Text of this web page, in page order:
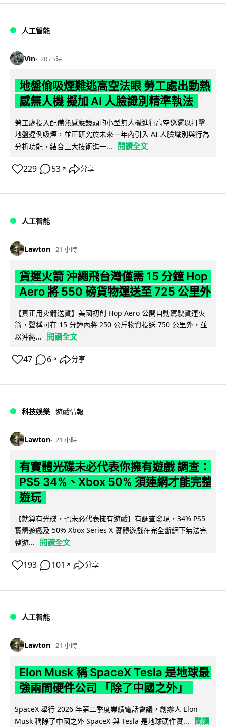
人工智能
Vin 20 小時
地盤偷吸煙難逃高空法眼 勞工處出動熱
感無人機 擬加 AI 人臉識別精準執法
勞工處投入配備熱感應鏡頭的小型無人機進行高空巡邏以打擊
地盤違例吸煙，並正研究於未來一年內引入 AI 人臉識別與行為
分析功能，結合三大技術進一...
閱讀全文
229 53 ↗ 分享
人工智能
Lawton 21 小時
貨運火箭 沖繩飛台灣僅需 15 分鐘 Hop
Aero 將 550 磅貨物運送至 725 公里外
【真正用火箭送貨】美國初創 Hop Aero 公開自動駕駛貨運火
箭，聲稱可在 15 分鐘內將 250 公斤物資投送 750 公里外，並
以沖繩...
閱讀全文
47 6 ↗ 分享
科技娛樂 遊戲情報
Lawton 21 小時
有實體光碟未必代表你擁有遊戲 調查：
PS5 34%、Xbox 50% 須連網才能完整
遊玩
【就算有光碟，也未必代表擁有遊戲】有調查發現，34% PS5
實體遊戲及 50% Xbox Series X 實體遊戲在完全斷網下無法完
整遊...
閱讀全文
193 101 ↗ 分享
人工智能
Lawton 21 小時
Elon Musk 稱 SpaceX Tesla 是地球最
強兩間硬件公司 「除了中國之外」
SpaceX 舉行 2026 年第二季度業績電話會議，創辦人 Elon
Musk 稱除了中國之外 SpaceX 與 Tesla 是地球硬件實...
閱讀